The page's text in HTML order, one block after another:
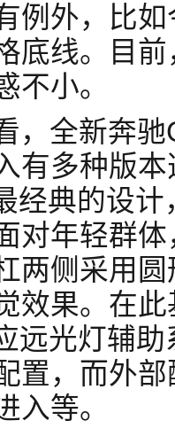
例外，比
底线。目
不小。
，全新奔
有多种版
经典的设
对年轻群
两侧采用
效果。在
远光灯辅
置，而外
入等。